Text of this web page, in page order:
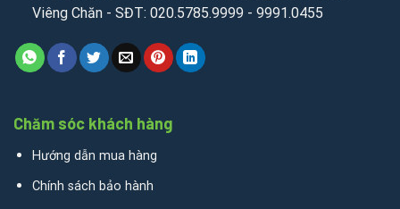
Viêng Chăn - SĐT: 020.5785.9999 - 9991.0455
Chăm sóc khách hàng
Hướng dẫn mua hàng
Chính sách bảo hành